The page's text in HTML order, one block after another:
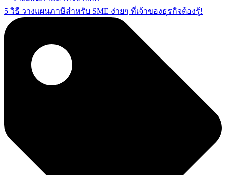
5 วิธี วางแผนภาษีสำหรับ SME ง่ายๆ ที่เจ้าของธุรกิจต้องรู้!